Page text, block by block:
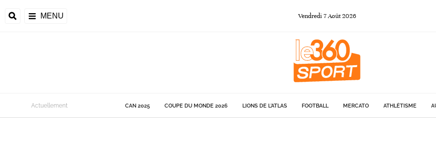
MENU Vendredi 7Août 2026
de la CAF
Actuellement CAN 2025 COUPE DU MONDE 2026 LIONS DE L'ATLAS FOOTBALL MERCATO ATHLÉTISME